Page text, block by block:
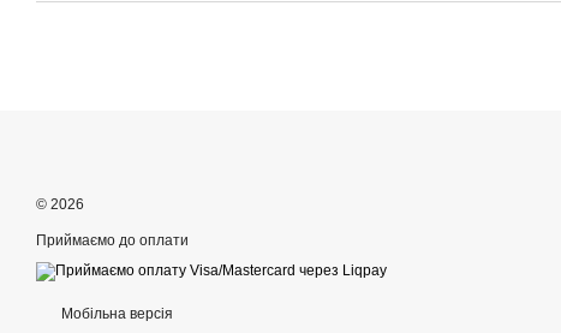
© 2026
Приймаємо до оплати
Мобільна версія